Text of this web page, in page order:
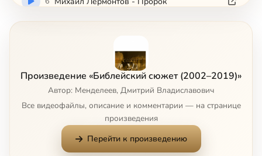
Ингмар Бергман - Седьмая печать
9 Сальвадор Дали - Тайная Вечеря Сейчас
Илья Репин - Иов и его друзья
Произведение «Библейский сюжет (2002–2019)»
Автор: Менделеев, Дмитрий Владиславович
Все видеофайлы, описание и комментарии — на странице
произведения
Перейти к произведению